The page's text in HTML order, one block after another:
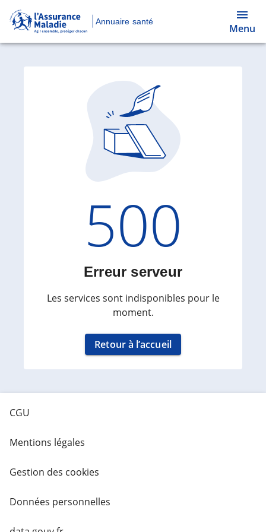
Annuaire santé
Menu
Code
500
Erreur serveur
Les services sont indisponibles pour le
moment.
Retour à l’accueil
CGU
Mentions légales
Gestion des cookies
Données personnelles